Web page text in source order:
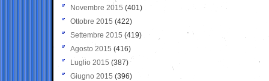
Novembre 2015 (401)
Ottobre 2015 (422)
Settembre 2015 (419)
Agosto 2015 (416)
Luglio 2015 (387)
Giugno 2015 (396)